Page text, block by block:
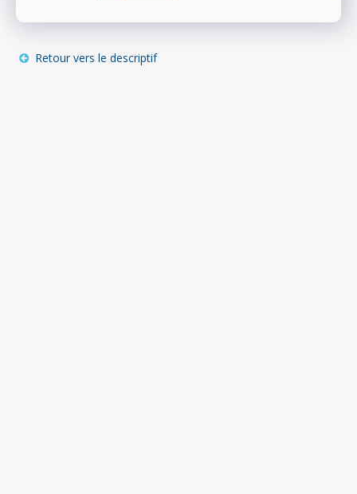
Retour vers le descriptif